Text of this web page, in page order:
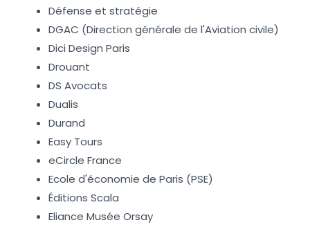
Défense et stratégie
DGAC (Direction générale de l'Aviation civile)
Dici Design Paris
Drouant
DS Avocats
Dualis
Durand
Easy Tours
eCircle France
Ecole d'économie de Paris (PSE)
Éditions Scala
Eliance Musée Orsay